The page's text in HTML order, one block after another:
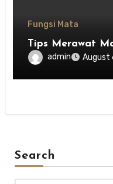
Fungsi Mata
Tips Merawat
admin August
Search